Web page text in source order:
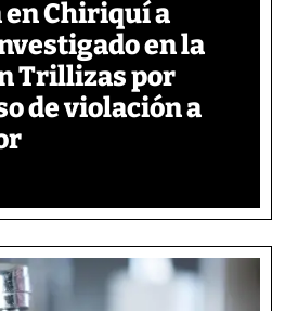
Chiriquí a
en la
Trillizas por
de violación a